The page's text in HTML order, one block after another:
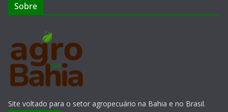
Sobre
Site voltado para o setor agropecuário na Bahia e no Brasil.